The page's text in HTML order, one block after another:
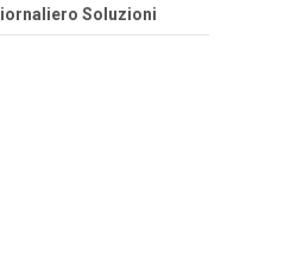
Soluzioni